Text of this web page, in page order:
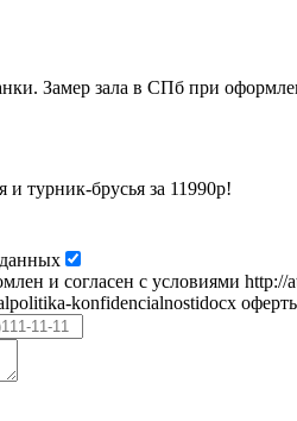
Замер зала в СПб при
и турник-брусья за 11990р!
и согласен с условиями http://
konfidencialnostidocx